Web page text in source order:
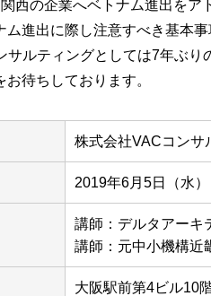
西の企業へベトナム進出を
ム進出に際し注意すべき基本事
サルティングとしては7年ぶり
待ちしております。
株式会社VACコンサ
2019年6月5日（水
講師：デルタアー
講師：元中小機構
大阪駅前第4ビル10